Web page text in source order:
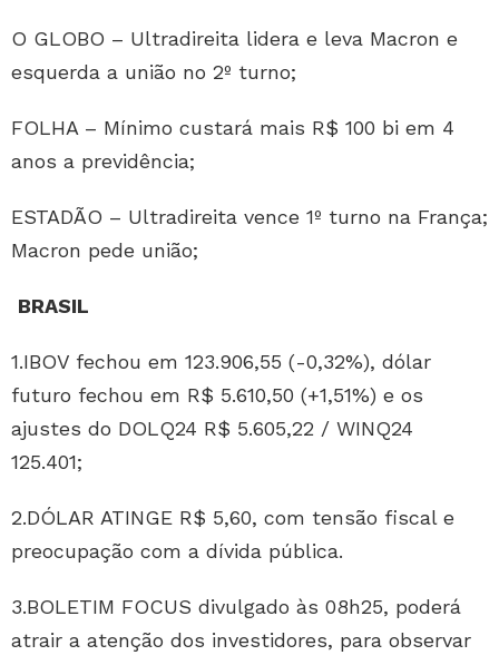
O GLOBO – Ultradireita lidera e leva Macron e
esquerda a união no 2º turno;
FOLHA – Mínimo custará mais R$ 100 bi em 4
anos a previdência;
ESTADÃO – Ultradireita vence 1º turno na França;
Macron pede união;
BRASIL
1.IBOV fechou em 123.906,55 (-0,32%), dólar
futuro fechou em R$ 5.610,50 (+1,51%) e os
ajustes do DOLQ24 R$ 5.605,22 / WINQ24
125.401;
2.DÓLAR ATINGE R$ 5,60, com tensão fiscal e
preocupação com a dívida pública.
3.BOLETIM FOCUS divulgado às 08h25, poderá
atrair a atenção dos investidores, para observar